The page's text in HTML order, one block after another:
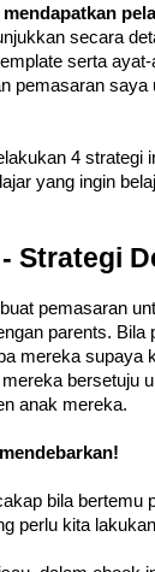
secara
serta
pemasaran saya
4 strategi
yang ingin
Strategi
pemasaran
parents. Bila
mereka supaya
bersetuju
anak mereka.
bila bertemu
perlu kita